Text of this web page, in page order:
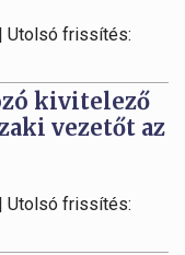
Utolsó frissítés:
kivitelező
vezetőt az
Utolsó frissítés: